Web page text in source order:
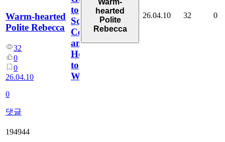
Warm-hearted
Polite Rebecca
32
0
0
26.04.10
0
댓글
to
Scores,
Coverage,
and
How
to
Watch
Warm-
hearted
Polite
Rebecca
26.04.10 32 0
194944